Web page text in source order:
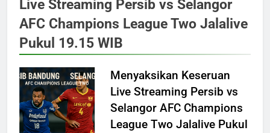
Live Streaming Persib vs Selangor
AFC Champions League Two Jalalive
Pukul 19.15 WIB
Menyaksikan Keseruan
Live Streaming Persib vs
Selangor AFC Champions
League Two Jalalive Pukul